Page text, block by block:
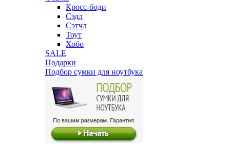
Кросс-боди
Сэдл
Сэтчл
Тоут
Хобо
SALE
Подарки
Подбор сумки для ноутбука